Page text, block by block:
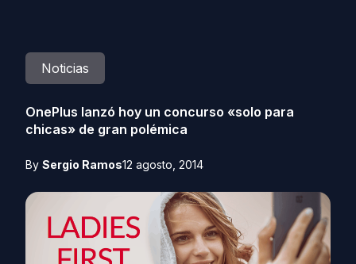
Noticias
OnePlus lanzó hoy un concurso «solo para
chicas» de gran polémica
By Sergio Ramos12 agosto, 2014